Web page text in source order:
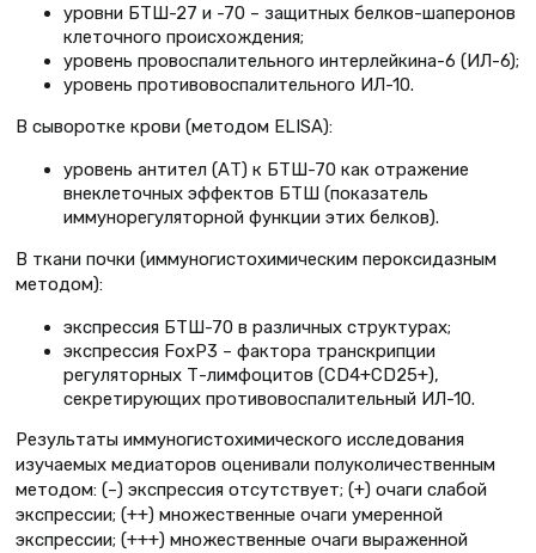
уровни БТШ-27 и -70 – защитных белков-шаперонов
клеточного происхождения;
уровень провоспалительного интерлейкина-6 (ИЛ-6);
уровень противовоспалительного ИЛ-10.
В сыворотке крови (методом ЕLISA):
уровень антител (АТ) к БТШ-70 как отражение
внеклеточных эффектов БТШ (показатель
иммунорегуляторной функции этих белков).
В ткани почки (иммуногистохимическим пероксидазным
методом):
экспрессия БТШ-70 в различных структурах;
экспрессия FoxP3 – фактора транскрипции
регуляторных Т-лимфоцитов (CD4+CD25+),
секретирующих противовоспалительный ИЛ-10.
Результаты иммуногистохимического исследования
изучаемых медиаторов оценивали полуколичественным
методом: (–) экспрессия отсутствует; (+) очаги слабой
экспрессии; (++) множественные очаги умеренной
экспрессии; (+++) множественные очаги выраженной